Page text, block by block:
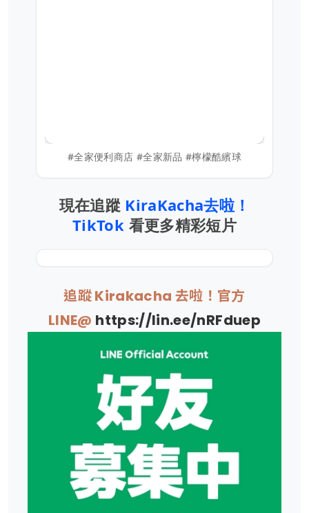
#全家便利商店 #全家新品 #檸檬酷繽球
現在追蹤 KiraKacha去啦！
TikTok 看更多精彩短片
追蹤 Kirakacha 去啦！官方
LINE@ https://lin.ee/nRFduep